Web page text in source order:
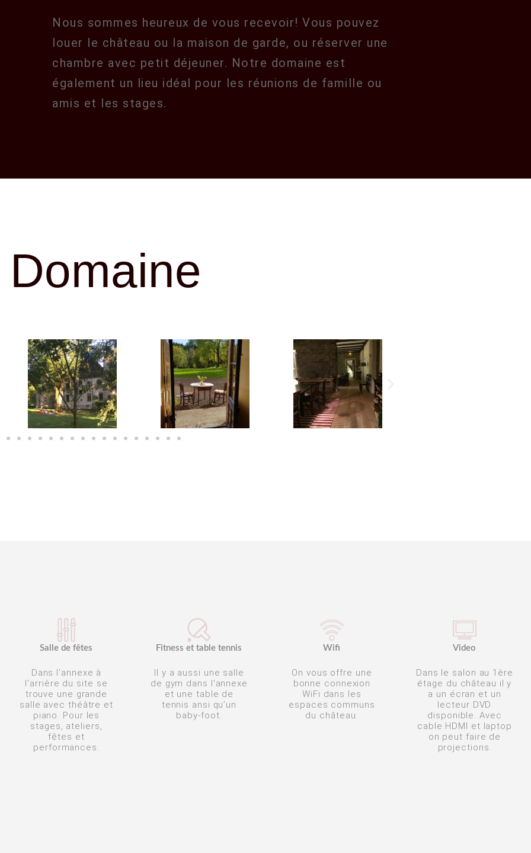
Nous sommes heureux de vous recevoir! Vous pouvez
louer le château ou la maison de garde, ou réserver une
chambre avec petit déjeuner. Notre domaine est
également un lieu idéal pour les réunions de famille ou
amis et les stages.
Salle de fêtes
Dans l'annexe à
l'arrière du site se
trouve une grande
salle avec théâtre et
piano. Pour les
stages, ateliers,
fêtes et
performances.
Fitness et table tennis
Il y a aussi une salle
de gym dans l'annexe
et une table de
tennis ansi qu’un
baby-foot.
Wifi
On vous offre une
bonne connexion
WiFi dans les
espaces communs
du château.
Video
Dans le salon au 1ère
étage du château il y
a un écran et un
lecteur DVD
disponible. Avec
cable HDMI et laptop
on peut faire de
projections.